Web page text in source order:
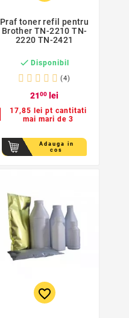
Praf toner refil pentru
Brother TN-2210 TN-
2220 TN-2421
 Disponibil
(4)
2100 lei
17,85 lei pt cantitati
mai mari de 3
Adauga in
cos
favorite_border